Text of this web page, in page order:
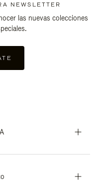
NEWSLETTER
las nuevas colecciones